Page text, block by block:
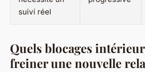
suivi réel
Quels blocages
freiner une nouvelle